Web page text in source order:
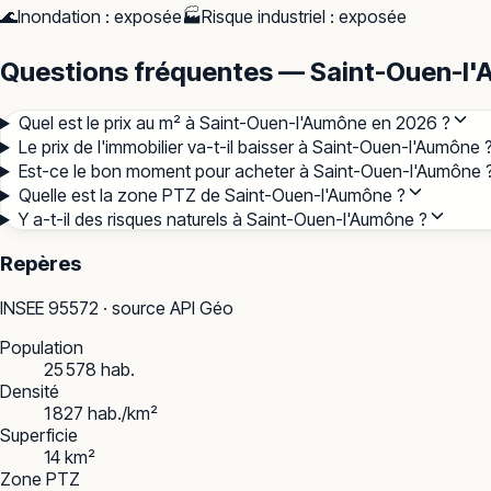
🌊Inondation : exposée🏭Risque industriel : exposée
Questions fréquentes — Saint-Ouen-
Quel est le prix au m² à Saint-Ouen-l'Aumône en 2026 ?
Le prix de l'immobilier va-t-il baisser à Saint-Ouen-l'Aumône ?
Est-ce le bon moment pour acheter à Saint-Ouen-l'Aumône
Quelle est la zone PTZ de Saint-Ouen-l'Aumône ?
Y a-t-il des risques naturels à Saint-Ouen-l'Aumône ?
Repères
INSEE 95572 · source API Géo
Population
25 578 hab.
Densité
1 827 hab./km²
Superficie
14 km²
Zone PTZ